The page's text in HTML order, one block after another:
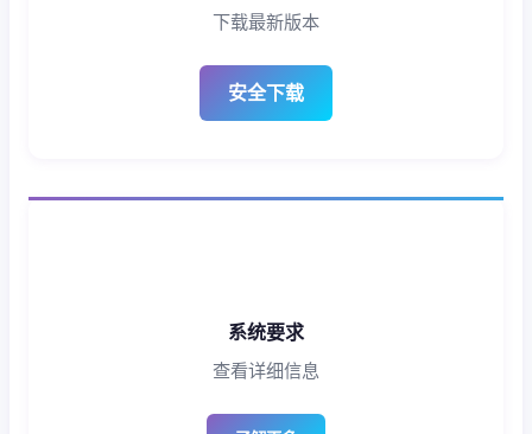
下载最新版本
安全下载
系统要求
查看详细信息